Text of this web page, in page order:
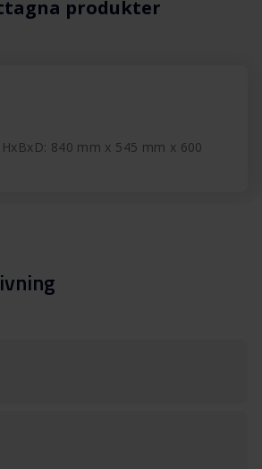
produkter
840 mm x 545 mm x 600